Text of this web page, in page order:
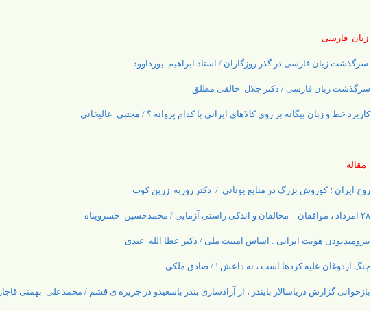
زبان فارسی
سرگذشت زبان فارسی در گذر روزگاران / استاد ابراهیم پورداوود
سرگذشت زبان فارسی / دکتر جلال خالقی مطلق
کاربرد خط و زبان بیگانه بر روی کالاهای ایرانی با کدام پروانه ؟ / مجتبی عالیخانی
مقاله
روح ایران ؛ کوروش بزرگ در منابع یونانی / دکتر روزبه زرین کوب
۲۸ امرداد ، موافقان – مخالفان و اندکی راستی آزمایی / محمدحسین خسروپناه
نیرومندبودن هویت ایرانی : اساس امنیت ملی / دکتر عطا الله عبدی
جنگ اردوغان علیه کردها است ، نه داعش ! / صادق ملکی
بازخوانی گزارش دریاسالار بایندر ، از آزادسازی بندر باسعیدو در جزیره ی قشم / محمدعلی بهمنی قاجار